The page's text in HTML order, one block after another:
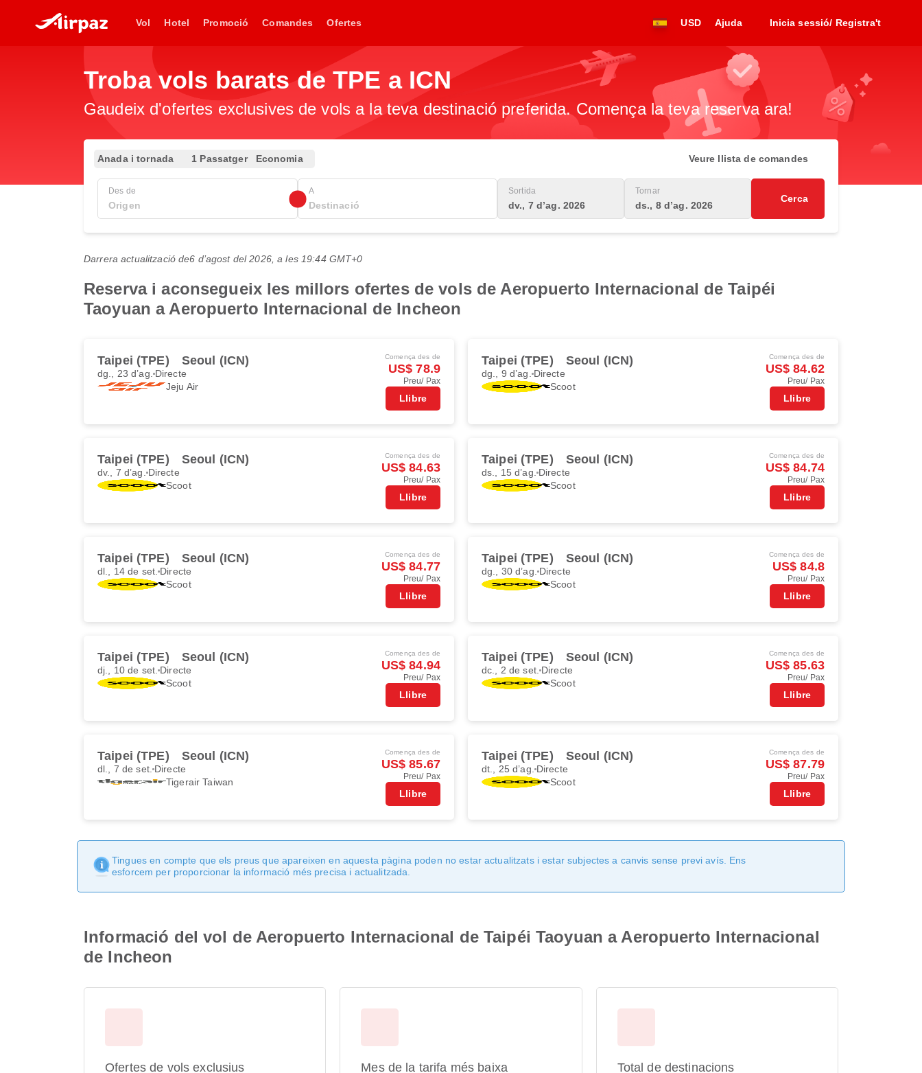
Vol Hotel Promoció Comandes Ofertes USD Ajuda Inicia sessió/ Registra't
Troba vols barats de TPE a ICN
Gaudeix d'ofertes exclusives de vols a la teva destinació preferida. Comença la teva reserva ara!
Anada i tornada 1 Passatger Economia Veure llista de comandes
Des de A Sortida
dv., 7 d’ag. 2026
Tornar
ds., 8 d’ag. 2026
Cerca
Darrera actualització de6 d’agost del 2026, a les 19:44 GMT+0
Reserva i aconsegueix les millors ofertes de vols de Aeropuerto Internacional de Taipéi
Taoyuan a Aeropuerto Internacional de Incheon
Taipei (TPE) Seoul (ICN)
dg., 23 d’ag. Directe
Jeju Air
Comença des de
US$ 78.9
Preu/ Pax
Llibre
Taipei (TPE) Seoul (ICN)
dg., 9 d’ag. Directe
Scoot
Comença des de
US$ 84.62
Preu/ Pax
Llibre
Taipei (TPE) Seoul (ICN)
dv., 7 d’ag. Directe
Scoot
Comença des de
US$ 84.63
Preu/ Pax
Llibre
Taipei (TPE) Seoul (ICN)
ds., 15 d’ag. Directe
Scoot
Comença des de
US$ 84.74
Preu/ Pax
Llibre
Taipei (TPE) Seoul (ICN)
dl., 14 de set. Directe
Scoot
Comença des de
US$ 84.77
Preu/ Pax
Llibre
Taipei (TPE) Seoul (ICN)
dg., 30 d’ag. Directe
Scoot
Comença des de
US$ 84.8
Preu/ Pax
Llibre
Taipei (TPE) Seoul (ICN)
dj., 10 de set. Directe
Scoot
Comença des de
US$ 84.94
Preu/ Pax
Llibre
Taipei (TPE) Seoul (ICN)
dc., 2 de set. Directe
Scoot
Comença des de
US$ 85.63
Preu/ Pax
Llibre
Taipei (TPE) Seoul (ICN)
dl., 7 de set. Directe
Tigerair Taiwan
Comença des de
US$ 85.67
Preu/ Pax
Llibre
Taipei (TPE) Seoul (ICN)
dt., 25 d’ag. Directe
Scoot
Comença des de
US$ 87.79
Preu/ Pax
Llibre
Tingues en compte que els preus que apareixen en aquesta pàgina poden no estar actualitzats i estar subjectes a canvis sense previ avís. Ens
esforcem per proporcionar la informació més precisa i actualitzada.
Informació del vol de Aeropuerto Internacional de Taipéi Taoyuan a Aeropuerto Internacional
de Incheon
Ofertes de vols exclusius Mes de la tarifa més baixa Total de destinacions